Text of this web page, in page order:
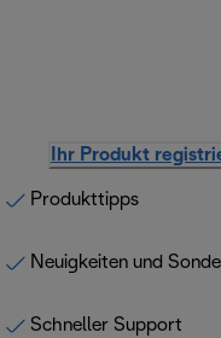
Ihr Produkt
Produkttipps
Neuigkeiten und
Schneller Support